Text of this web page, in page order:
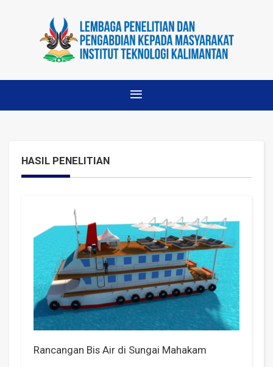
HASIL PENELITIAN
Rancangan Bis Air di Sungai Mahakam